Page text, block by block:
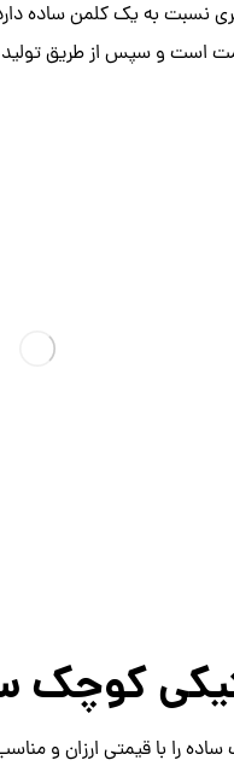
نسبت به یک کلمن ساده
است و سپس از طریق
کوچک
را با قیمتی ارزان و